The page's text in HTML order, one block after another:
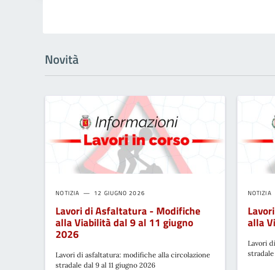
Novità
NOTIZIA 12 GIUGNO 2026
Lavori di Asfaltatura - Modifiche
alla Viabilità dal 9 al 11 giugno
2026
Lavori di asfaltatura: modifiche alla circolazione
stradale dal 9 al 11 giugno 2026
NOTIZIA
alla
Lavori
stradale